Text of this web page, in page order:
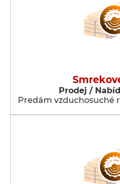
Prodej /
Predám vzduchosuché